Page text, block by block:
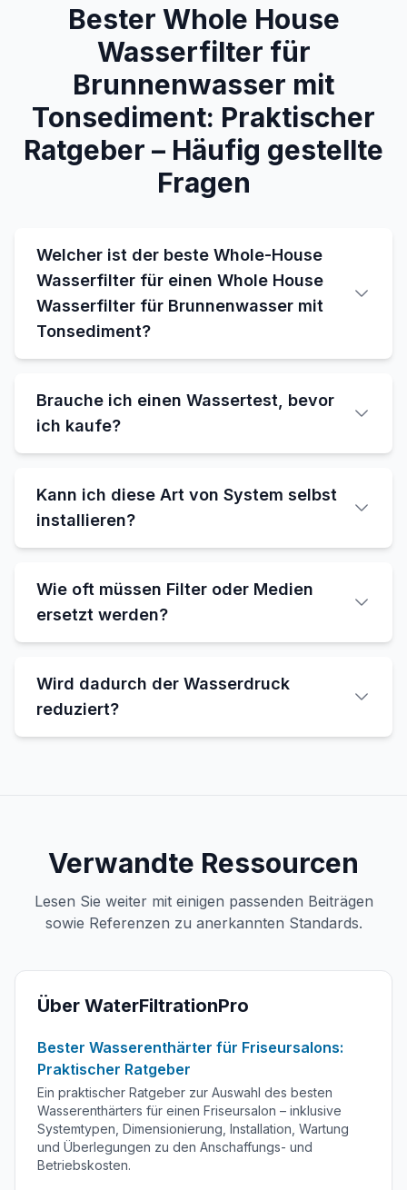
Bester Whole House
Wasserfilter für
Brunnenwasser mit
Tonsediment: Praktischer
Ratgeber – Häufig gestellte
Fragen
Welcher ist der beste Whole-House
Wasserfilter für einen Whole House
Wasserfilter für Brunnenwasser mit
Tonsediment?
Brauche ich einen Wassertest, bevor
ich kaufe?
Kann ich diese Art von System selbst
installieren?
Wie oft müssen Filter oder Medien
ersetzt werden?
Wird dadurch der Wasserdruck
reduziert?
Verwandte Ressourcen
Lesen Sie weiter mit einigen passenden Beiträgen
sowie Referenzen zu anerkannten Standards.
Über WaterFiltrationPro
Bester Wasserenthärter für Friseursalons:
Praktischer Ratgeber
Ein praktischer Ratgeber zur Auswahl des besten
Wasserenthärters für einen Friseursalon – inklusive
Systemtypen, Dimensionierung, Installation, Wartung
und Überlegungen zu den Anschaffungs- und
Betriebskosten.